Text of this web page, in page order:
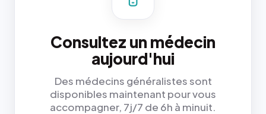
Consultez un médecin
aujourd'hui
Des médecins généralistes sont
disponibles maintenant pour vous
accompagner, 7j/7 de 6h à minuit.